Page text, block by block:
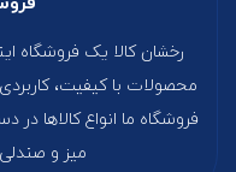
رخشان کالا یک فروشگاه
محصولات با کیفیت،
فروشگاه ما انواع کالاها
میز و